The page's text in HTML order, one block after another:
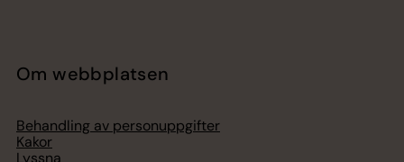
Om webbplatsen
Behandling av personuppgifter
Kakor
Lyssna